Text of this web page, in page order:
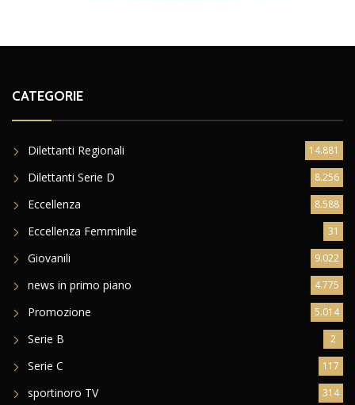
CATEGORIE
Dilettanti Regionali 14.881
Dilettanti Serie D 8.256
Eccellenza 8.588
Eccellenza Femminile 31
Giovanili 9.022
news in primo piano 4.775
Promozione 5.014
Serie B 2
Serie C 117
sportinoro TV 314